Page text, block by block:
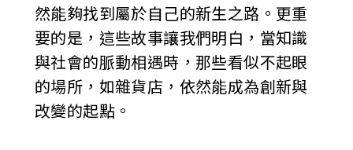
然能夠找到屬於自己的新生之路。更重
要的是，這些故事讓我們明白，當知識
與社會的脈動相遇時，那些看似不起眼
的場所，如雜貨店，依然能成為創新與
改變的起點。